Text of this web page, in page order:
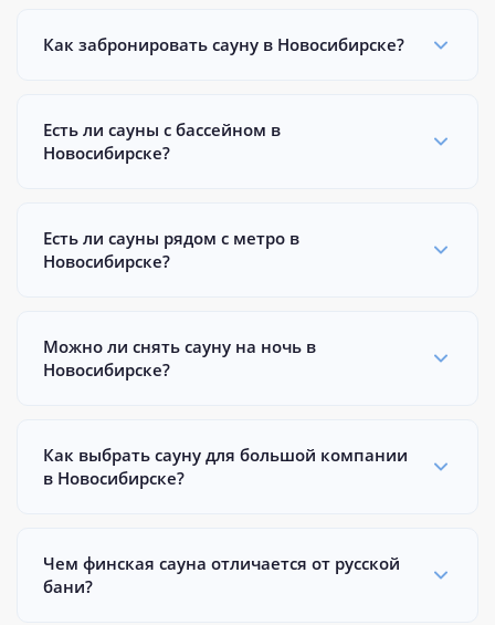
Как забронировать сауну в Новосибирске?
Есть ли сауны с бассейном в
Новосибирске?
Есть ли сауны рядом с метро в
Новосибирске?
Можно ли снять сауну на ночь в
Новосибирске?
Как выбрать сауну для большой компании
в Новосибирске?
Чем финская сауна отличается от русской
бани?